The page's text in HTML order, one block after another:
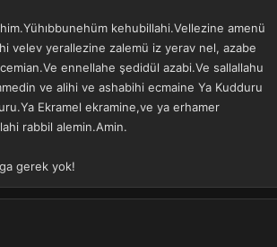
kehubillahi.Vellezine amenü
velev yerallezine zalemü iz yerav nel, azabe
ennellahe şedidül azabi.Ve sallallahu
ve alihi ve ashabihi ecmaine Ya Kudduru
Ekramel ekramine,ve ya erhamer
rabbil alemin.Amin.
gerek yok!